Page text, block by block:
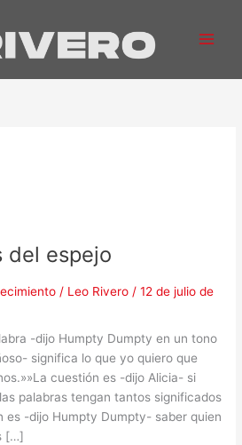
del espejo
/ Leo Rivero /12 de julio de
-dijo Humpty Dumpty en un tono
significa lo que yo quiero que
cuestión es -dijo Alicia- si
palabras tengan tantos significados
es -dijo Humpty Dumpty- saber quien
[…]